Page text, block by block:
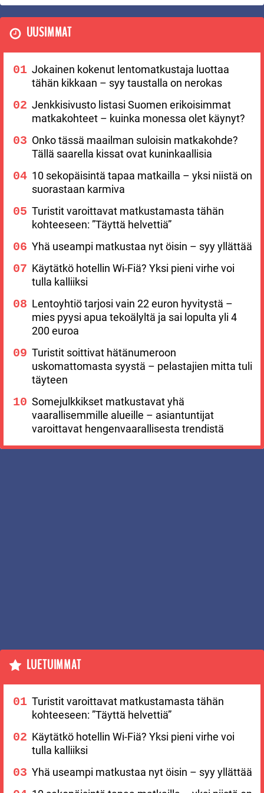
UUSIMMAT
Jokainen kokenut lentomatkustaja luottaa
tähän kikkaan – syy taustalla on nerokas
Jenkkisivusto listasi Suomen erikoisimmat
matkakohteet – kuinka monessa olet käynyt?
Onko tässä maailman suloisin matkakohde?
Tällä saarella kissat ovat kuninkaallisia
10 sekopäisintä tapaa matkailla – yksi niistä on
suorastaan karmiva
Turistit varoittavat matkustamasta tähän
kohteeseen: ”Täyttä helvettiä”
Yhä useampi matkustaa nyt öisin – syy yllättää
Käytätkö hotellin Wi-Fiä? Yksi pieni virhe voi
tulla kalliiksi
Lentoyhtiö tarjosi vain 22 euron hyvitystä –
mies pyysi apua tekoälyltä ja sai lopulta yli 4
200 euroa
Turistit soittivat hätänumeroon
uskomattomasta syystä – pelastajien mitta tuli
täyteen
Somejulkkikset matkustavat yhä
vaarallisemmille alueille – asiantuntijat
varoittavat hengenvaarallisesta trendistä
LUETUIMMAT
Turistit varoittavat matkustamasta tähän
kohteeseen: ”Täyttä helvettiä”
Käytätkö hotellin Wi-Fiä? Yksi pieni virhe voi
tulla kalliiksi
Yhä useampi matkustaa nyt öisin – syy yllättää